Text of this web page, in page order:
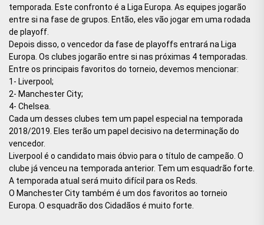
temporada. Este confronto é a Liga Europa. As equipes jogarão
entre si na fase de grupos. Então, eles vão jogar em uma rodada
de playoff.
Depois disso, o vencedor da fase de playoffs entrará na Liga
Europa. Os clubes jogarão entre si nas próximas 4 temporadas.
Entre os principais favoritos do torneio, devemos mencionar:
1- Liverpool;
2- Manchester City;
4- Chelsea.
Cada um desses clubes tem um papel especial na temporada
2018/2019. Eles terão um papel decisivo na determinação do
vencedor.
Liverpool é o candidato mais óbvio para o título de campeão. O
clube já venceu na temporada anterior. Tem um esquadrão forte.
A temporada atual será muito difícil para os Reds.
O Manchester City também é um dos favoritos ao torneio
Europa. O esquadrão dos Cidadãos é muito forte.